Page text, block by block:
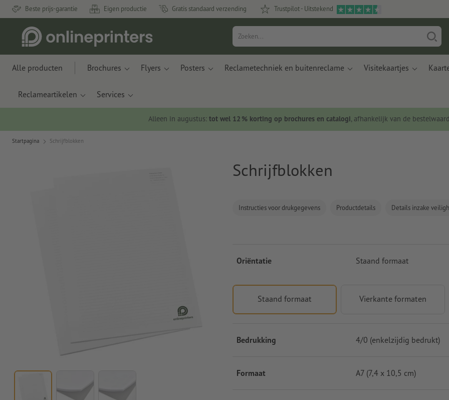
Beste prijs-garantie Eigen productie Gratis standaard verzending Trustpilot - Uitstekend
Alle producten Brochures Flyers Posters Reclametechniek en buitenreclame Visitekaartjes
Reclameartikelen Services
Alleen in augustus: tot wel 12 % korting op brochures en catalogi, afhankelijk van de
Startpagina Schrijfblokken
Schrijfblokken
Instructies voor drukgegevens Productdetails Details inzake
Oriëntatie Staand formaat
Staand formaat Vierkante formaten
Bedrukking 4/0 (enkelzijdig bedrukt)
Formaat A7 (7,4 x 10,5 cm)